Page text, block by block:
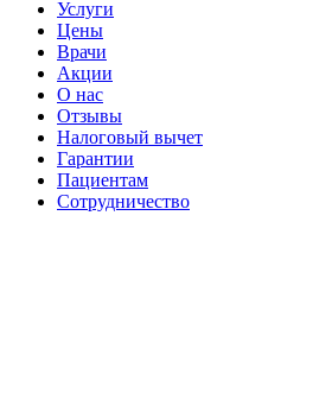
Услуги
Цены
Врачи
Акции
О нас
Отзывы
Налоговый вычет
Гарантии
Пациентам
Сотрудничество